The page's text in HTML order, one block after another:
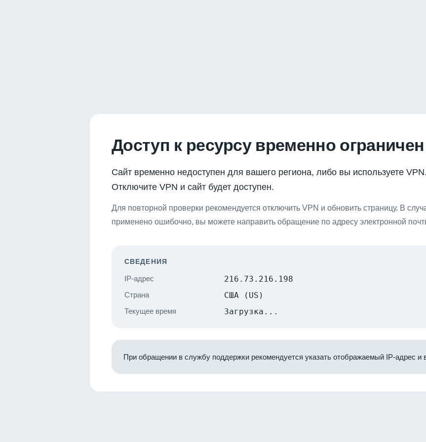
Доступ к ресурсу временно ограничен
Сайт временно недоступен для вашего региона, либо вы используете VPN.
Отключите VPN и сайт будет доступен.
Для повторной проверки рекомендуется отключить VPN и обновить страницу. В
применено ошибочно, вы можете направить обращение по адресу электронной
СВЕДЕНИЯ
IP-адрес 216.73.216.198
Страна США (US)
Текущее время Загрузка...
При обращении в службу поддержки рекомендуется указать отображаемый IP-адрес и